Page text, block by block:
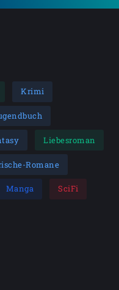
Krimi
Liebesroman
Romane
Manga SciFi